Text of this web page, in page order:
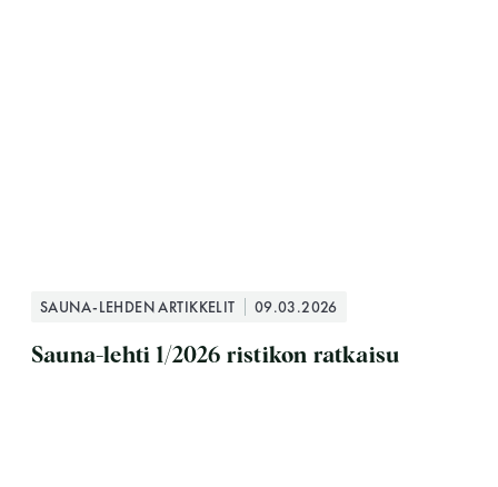
SAUNA-LEHDEN ARTIKKELIT 09.03.2026
Sauna-lehti 1/2026 ristikon ratkaisu